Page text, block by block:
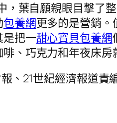
，葉自願親眼目擊了
包養網更多的是營銷
是把一甜心寶貝包養網
啡、巧克力和年夜床
、21世紀經濟報道責